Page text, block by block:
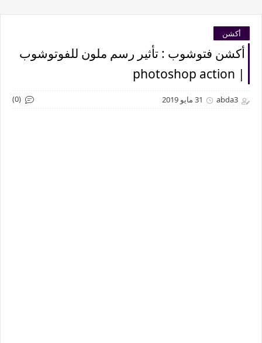
أكشن
أكشن فتوشوب : تأثير رسم ملون للفوتوشوب
| photoshop action
abda3 31 مايو 2019 (0)